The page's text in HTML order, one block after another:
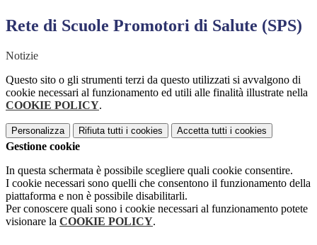
Rete di Scuole Promotori di Salute (SPS)
Notizie
Questo sito o gli strumenti terzi da questo utilizzati si avvalgono di
cookie necessari al funzionamento ed utili alle finalità illustrate nella
COOKIE POLICY.
Personalizza Rifiuta tutti i cookies Accetta tutti i cookies
Gestione cookie
In questa schermata è possibile scegliere quali cookie consentire.
I cookie necessari sono quelli che consentono il funzionamento della
piattaforma e non è possibile disabilitarli.
Per conoscere quali sono i cookie necessari al funzionamento potete
visionare la COOKIE POLICY.